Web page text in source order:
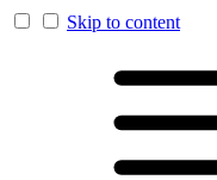
Skip to content